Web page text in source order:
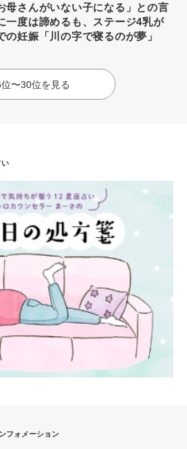
母さんがいない子になる」との言
一度は諦めるも、ステージ4乳が
の妊娠「川の字で寝るのが夢」
〜30位を見る
い
フォメーション